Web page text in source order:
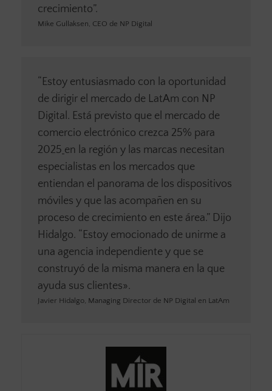
crecimiento”.
Mike Gullaksen, CEO de NP Digital
“Estoy entusiasmado con la oportunidad
de dirigir el mercado de LatAm con NP
Digital. Está previsto que el mercado de
comercio electrónico crezca 25% para
2025 en la región y las marcas necesitan
especialistas en los mercados que
entiendan el panorama de los dispositivos
móviles y que las acompañen en su
proceso de crecimiento en este área.” Dijo
Hidalgo. “Estoy emocionado de unirme a
una agencia independiente y que se
construyó de la misma manera en la que
ayuda sus clientes».
Javier Hidalgo, Managing Director de NP Digital en LatAm